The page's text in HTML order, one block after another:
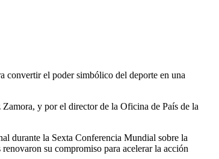
convertir el poder simbólico del deporte en una
y por el director de la Oficina de País de la
durante la Sexta Conferencia Mundial sobre la
su compromiso para acelerar la acción